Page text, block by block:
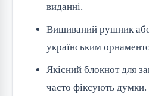
виданні.
Вишиваний рушник
українським
Якісний блокнот для
часто фіксують думки.